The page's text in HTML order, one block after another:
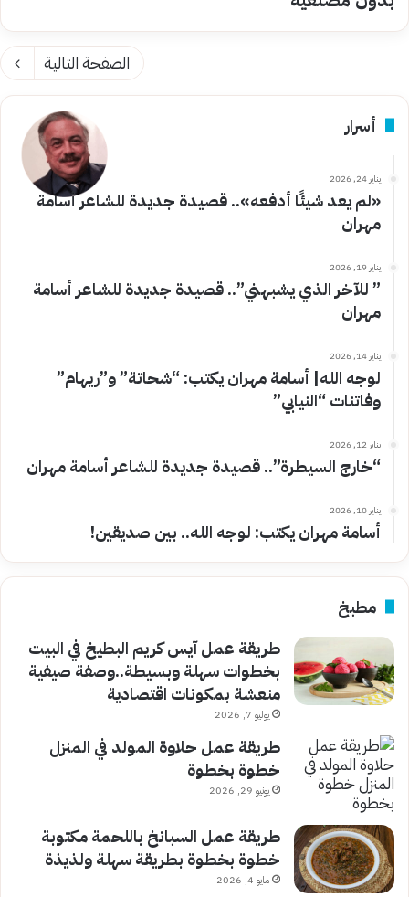
الصفحة التالية
أسرار
يناير 24, 2026
«لم يعد شيئًا أدفعه».. قصيدة جديدة للشاعر أسامة
مهران
يناير 19, 2026
” للآخر الذي يشبهني”.. قصيدة جديدة للشاعر أسامة
مهران
يناير 14, 2026
لوجه الله| أسامة مهران يكتب: “شحاتة” و”ريهام”
وفاتنات “النيابي”
يناير 12, 2026
“خارج السيطرة”.. قصيدة جديدة للشاعر أسامة مهران
يناير 10, 2026
أسامة مهران يكتب: لوجه الله.. بين صديقين!
مطبخ
طريقة عمل آيس كريم البطيخ في البيت
بخطوات سهلة وبسيطة..وصفة صيفية
منعشة بمكونات اقتصادية
يوليو 7, 2026
طريقة عمل حلاوة المولد في المنزل
خطوة بخطوة
يونيو 29, 2026
طريقة عمل السبانخ باللحمة مكتوبة
خطوة بخطوة بطريقة سهلة ولذيذة
مايو 4, 2026